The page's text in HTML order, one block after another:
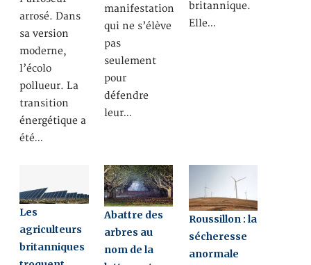
arrosé. Dans
sa version
moderne,
l’écolo
pollueur. La
transition
énergétique a
été…
manifestation
qui ne s’élève
pas
seulement
pour
défendre
leur…
britannique.
Elle…
Les
agriculteurs
britanniques
Abattre des
arbres au
nom de la
Roussillon : la
sécheresse
anormale